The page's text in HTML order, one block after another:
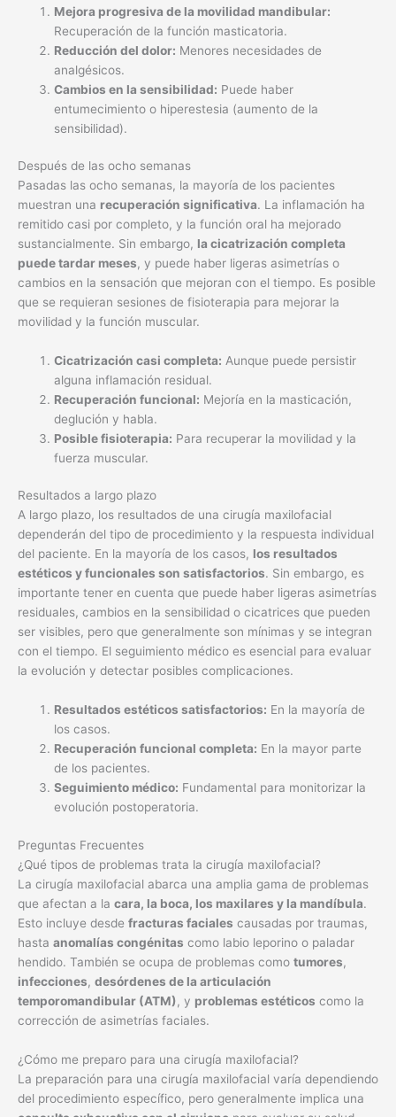
Mejora progresiva de la movilidad mandibular:
Recuperación de la función masticatoria.
Reducción del dolor: Menores necesidades de
analgésicos.
Cambios en la sensibilidad: Puede haber
entumecimiento o hiperestesia (aumento de la
sensibilidad).
Después de las ocho semanas
Pasadas las ocho semanas, la mayoría de los pacientes
muestran una recuperación significativa. La inflamación ha
remitido casi por completo, y la función oral ha mejorado
sustancialmente. Sin embargo, la cicatrización completa
puede tardar meses, y puede haber ligeras asimetrías o
cambios en la sensación que mejoran con el tiempo. Es posible
que se requieran sesiones de fisioterapia para mejorar la
movilidad y la función muscular.
Cicatrización casi completa: Aunque puede persistir
alguna inflamación residual.
Recuperación funcional: Mejoría en la masticación,
deglución y habla.
Posible fisioterapia: Para recuperar la movilidad y la
fuerza muscular.
Resultados a largo plazo
A largo plazo, los resultados de una cirugía maxilofacial
dependerán del tipo de procedimiento y la respuesta individual
del paciente. En la mayoría de los casos, los resultados
estéticos y funcionales son satisfactorios. Sin embargo, es
importante tener en cuenta que puede haber ligeras asimetrías
residuales, cambios en la sensibilidad o cicatrices que pueden
ser visibles, pero que generalmente son mínimas y se integran
con el tiempo. El seguimiento médico es esencial para evaluar
la evolución y detectar posibles complicaciones.
Resultados estéticos satisfactorios: En la mayoría de
los casos.
Recuperación funcional completa: En la mayor parte
de los pacientes.
Seguimiento médico: Fundamental para monitorizar la
evolución postoperatoria.
Preguntas Frecuentes
¿Qué tipos de problemas trata la cirugía maxilofacial?
La cirugía maxilofacial abarca una amplia gama de problemas
que afectan a la cara, la boca, los maxilares y la mandíbula.
Esto incluye desde fracturas faciales causadas por traumas,
hasta anomalías congénitas como labio leporino o paladar
hendido. También se ocupa de problemas como tumores,
infecciones, desórdenes de la articulación
temporomandibular (ATM), y problemas estéticos como la
corrección de asimetrías faciales.
¿Cómo me preparo para una cirugía maxilofacial?
La preparación para una cirugía maxilofacial varía dependiendo
del procedimiento específico, pero generalmente implica una